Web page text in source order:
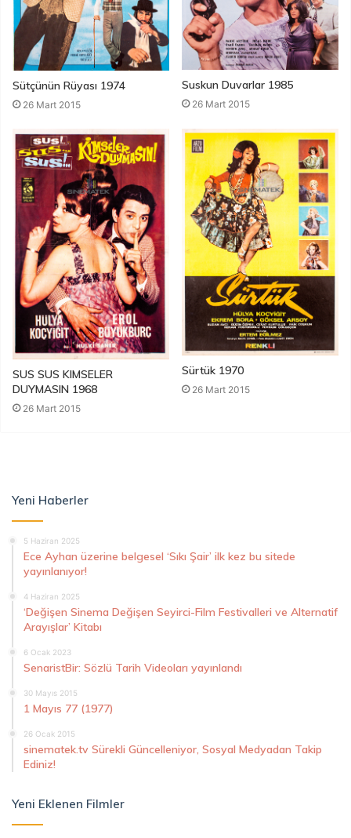
Sütçünün Rüyası 1974
26 Mart 2015
Suskun Duvarlar 1985
26 Mart 2015
SUS SUS KIMSELER
DUYMASIN 1968
26 Mart 2015
Sürtük 1970
26 Mart 2015
Yeni Haberler
5 Haziran 2025
Ece Ayhan üzerine belgesel ‘Sıkı Şair’ ilk kez bu sitede
yayınlanıyor!
4 Haziran 2025
‘Değişen Sinema Değişen Seyirci-Film Festivalleri ve Alternatif
Arayışlar’ Kitabı
6 Ocak 2023
SenaristBir: Sözlü Tarih Videoları yayınlandı
30 Mayıs 2015
1 Mayıs 77 (1977)
26 Ocak 2015
sinematek.tv Sürekli Güncelleniyor, Sosyal Medyadan Takip
Ediniz!
Yeni Eklenen Filmler